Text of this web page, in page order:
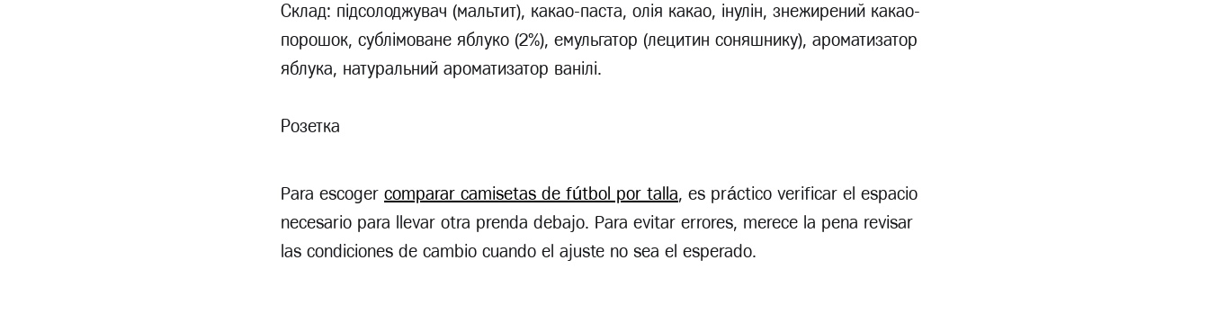
Склад: підсолоджувач (мальтит), какао-паста, олія какао, інулін, знежирений какао-
порошок, сублімоване яблуко (2%), емульгатор (лецитин соняшнику), ароматизатор
яблука, натуральний ароматизатор ванілі.
Розетка
Para escoger comparar camisetas de fútbol por talla, es práctico verificar el espacio
necesario para llevar otra prenda debajo. Para evitar errores, merece la pena revisar
las condiciones de cambio cuando el ajuste no sea el esperado.